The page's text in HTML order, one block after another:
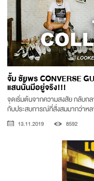
จั้ม ชัยพร CONVERSE
แสนนั้นมีอยู่จริง!!!
จุดเริ่มต้นจากความสงสัย กลับก
กับประสบการณ์ที่สั่งสมมากว่าห
13.11.2019 8592